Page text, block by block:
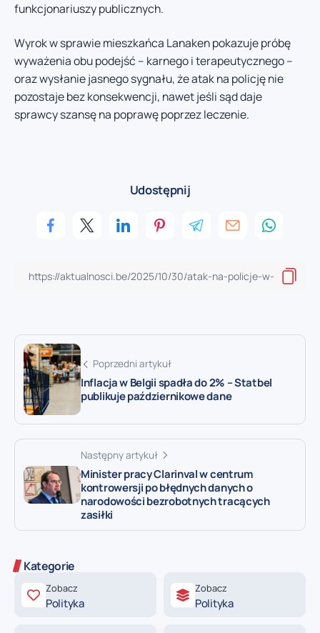
funkcjonariuszy publicznych.
Wyrok w sprawie mieszkańca Lanaken pokazuje próbę
wyważenia obu podejść – karnego i terapeutycznego –
oraz wysłanie jasnego sygnału, że atak na policję nie
pozostaje bez konsekwencji, nawet jeśli sąd daje
sprawcy szansę na poprawę poprzez leczenie.
Udostępnij
Poprzedni artykuł
Inflacja w Belgii spadła do 2% – Statbel
publikuje październikowe dane
Następny artykuł
Minister pracy Clarinval w centrum
kontrowersji po błędnych danych o
narodowości bezrobotnych tracących
zasiłki
Kategorie
Zobacz
Polityka
Zobacz
Polityka